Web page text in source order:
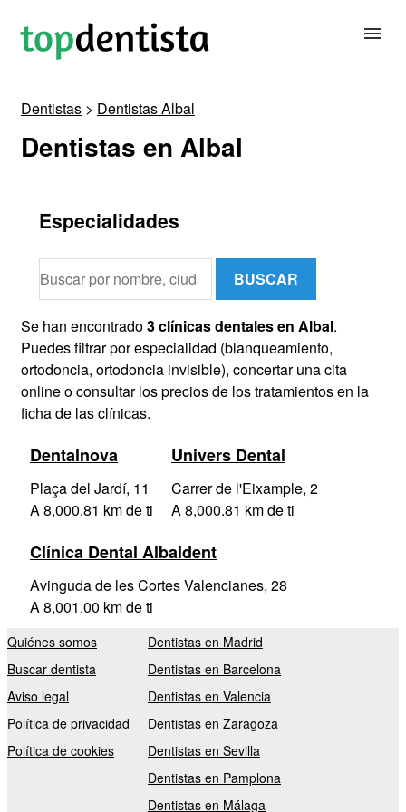
BUSCAR DENTISTA
CONTACTAR
Dentistas > Dentistas Albal
Dentistas en Albal
Especialidades
BUSCAR
Se han encontrado3 clínicas dentales en Albal.
Puedes filtrar por especialidad (blanqueamiento,
ortodoncia, ortodoncia invisible), concertar una cita
online o consultar los precios de los tratamientos en la
ficha de las clínicas.
Dentalnova
Plaça del Jardí, 11
A 8,000.81 km de ti
Univers Dental
Carrer de l'Eixample, 2
A 8,000.81 km de ti
Clínica Dental Albaldent
Avinguda de les Cortes Valencianes, 28
A 8,001.00 km de ti
Quiénes somos
Buscar dentista
Aviso legal
Política de privacidad
Política de cookies
Dentistas en Madrid
Dentistas en Barcelona
Dentistas en Valencia
Dentistas en Zaragoza
Dentistas en Sevilla
Dentistas en Pamplona
Dentistas en Málaga